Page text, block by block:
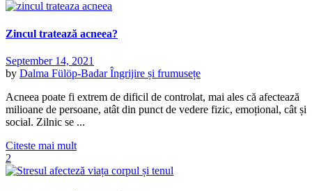
Zincul tratează acneea?
September 14, 2021
by Dalma Fülöp-BadarÎngrijire și frumusețe
Acneea poate fi extrem de dificil de controlat, mai ales că afectează
milioane de persoane, atât din punct de vedere fizic, emoțional, cât și
social. Zilnic se ...
Citeste mai mult
2